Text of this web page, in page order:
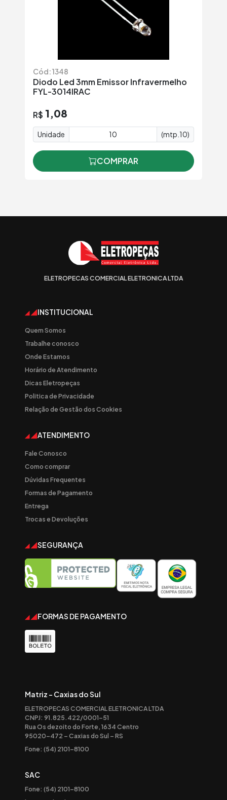
Cód: 1348
Diodo Led 3mm Emissor Infravermelho
FYL-3014IRAC
R$ 1,08
Unidade (mtp.10)
COMPRAR
ELETROPECAS COMERCIAL ELETRONICA LTDA
INSTITUCIONAL
Quem Somos
Trabalhe conosco
Onde Estamos
Horário de Atendimento
Dicas Eletropeças
Politica de Privacidade
Relação de Gestão dos Cookies
ATENDIMENTO
Fale Conosco
Como comprar
Dúvidas Frequentes
Formas de Pagamento
Entrega
Trocas e Devoluções
SEGURANÇA
FORMAS DE PAGAMENTO
Matriz - Caxias do Sul
ELETROPECAS COMERCIAL ELETRONICA LTDA
CNPJ: 91.825.422/0001-51
Rua Os dezoito do Forte, 1634 Centro
95020-472 – Caxias do Sul – RS
Fone: (54) 2101-8100
SAC
Fone: (54) 2101-8100